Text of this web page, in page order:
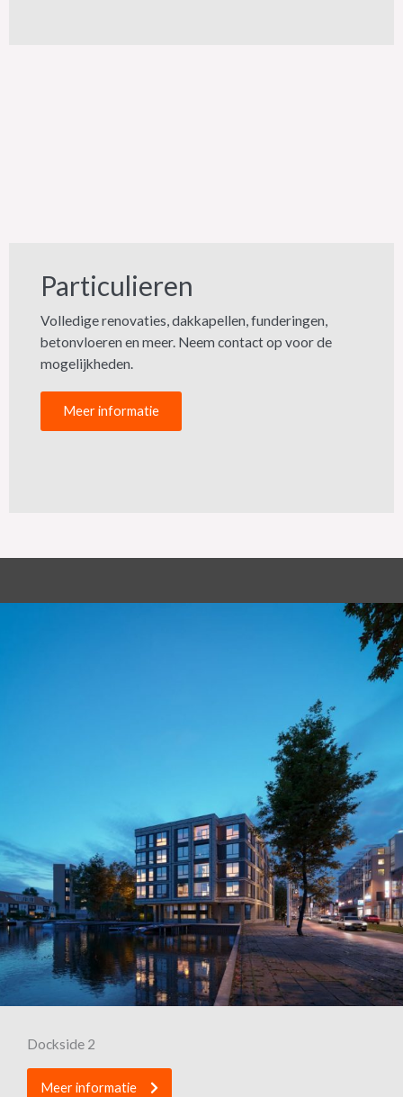
Particulieren
Volledige renovaties, dakkapellen, funderingen,
betonvloeren en meer. Neem contact op voor de
mogelijkheden.
Meer informatie
Dockside 2
Meer informatie